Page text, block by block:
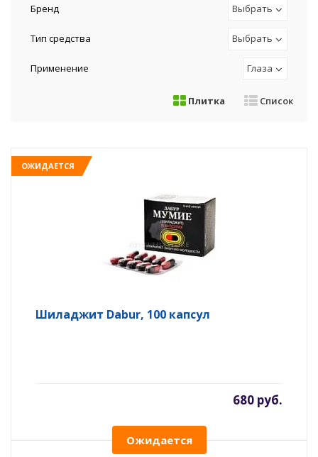
Бренд Выбрать
Тип средства Выбрать
Применение Глаза
Плитка Список
ОЖИДАЕТСЯ
Шиладжит Dabur, 100 капсул
680 руб.
Ожидается